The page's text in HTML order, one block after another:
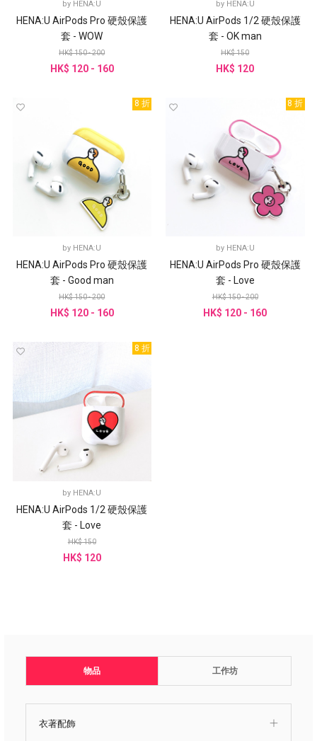
物品 工作坊
衣著配飾
by HENA:U
HENA:U AirPods Pro 硬殼保護
套 - WOW
HK$ 150 - 200
HK$ 120 - 160
by HENA:U
HENA:U AirPods 1/2 硬殼保護
套 - OK man
HK$ 150
HK$ 120
8 折
by HENA:U
HENA:U AirPods Pro 硬殼保護
套 - Good man
HK$ 150 - 200
HK$ 120 - 160
8 折
by HENA:U
HENA:U AirPods Pro 硬殼保護
套 - Love
HK$ 150 - 200
HK$ 120 - 160
8 折
by HENA:U
HENA:U AirPods 1/2 硬殼保護
套 - Love
HK$ 150
HK$ 120